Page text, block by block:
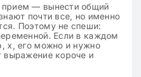
— вынести общий
почти все, но именно
Поэтому не спеши:
Если в каждом
x, его можно и нужно
выражение короче и